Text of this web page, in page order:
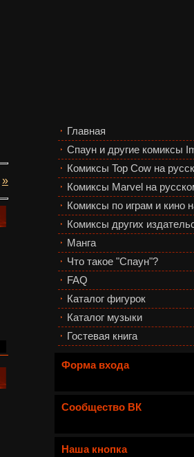
Главная
Спаун и другие комиксы
Комиксы Top Cow на
Комиксы Marvel на
Комиксы по играм и кино
Комиксы других
Манга
Что такое "Спаун"?
FAQ
Каталог фигурок
Каталог музыки
Гостевая книга
Форма входа
Сообщество ВК
Наша кнопка
»